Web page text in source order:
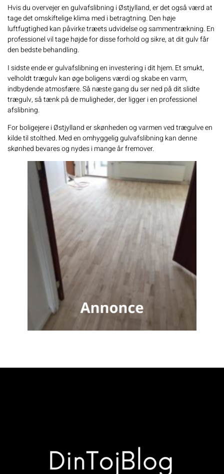
Hvis du overvejer en gulvafslibning i Østjylland, er det også værd at
tage det omskiftelige klima med i betragtning. Den høje
luftfugtighed kan påvirke træets udvidelse og sammentrækning. En
professionel vil tage højde for disse forhold og sikre, at dit gulv får
den bedste behandling.
I sidste ende ergulvafslibningen investering i dit hjem. Et smukt,
velholdt trægulv kan øge boligens værdi og skabe en varm,
indbydende atmosfære. Så næste gang du ser ned på dit slidte
trægulv, så tænk på de muligheder, der ligger i en professionel
afslibning.
For boligejere i Østjylland er skønheden og varmen ved trægulve en
kilde til stolthed. Med en omhyggelig gulvafslibning kan denne
skønhed bevares og nydes i mange år fremover.